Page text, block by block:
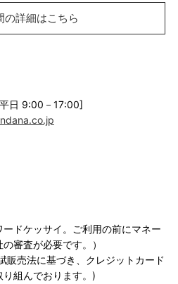
の詳細はこちら
日 9:00－17:00]
ードケッサイ。ご利用の前にマネー
審査が必要です。）
販売法に基づき、クレジットカード
組んでおります。)